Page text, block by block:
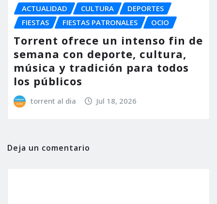
ACTUALIDAD CULTURA
DEPORTES
FIESTAS
FIESTAS PATRONALES OCIO
Torrent ofrece un intenso fin de
semana con deporte, cultura,
música y tradición para todos
los públicos
torrent al dia Jul 18, 2026
Deja un comentario